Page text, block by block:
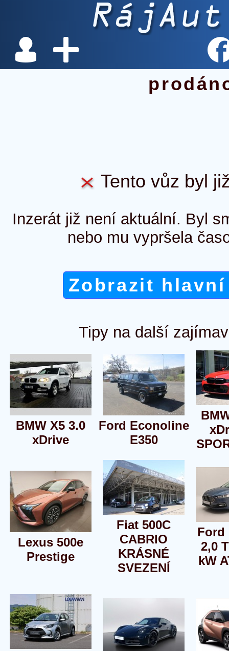
Tento vůz byl
Inzerát již není aktuální. Byl
nebo mu vypršela
Zobrazit
Tipy na další
BMW X5 3.0
xDrive
Ford Econoline
E350
Lexus 500e
Prestige
Fiat 500C
CABRIO
KRÁSNÉ
SVEZENÍ
Ford
2,0
kW